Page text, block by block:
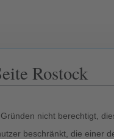
Rostock
nicht berechtigt,
beschränkt, die einer